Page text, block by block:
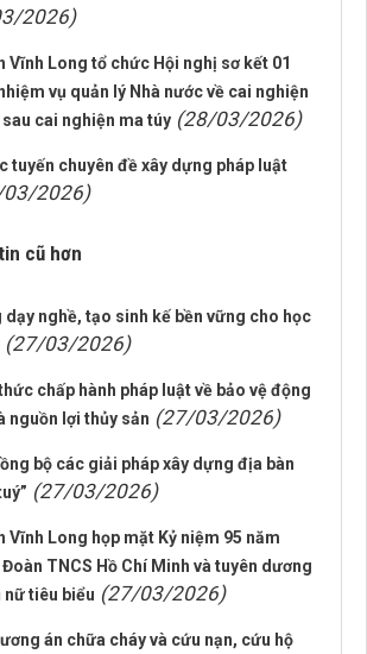
2026)
Vĩnh Long tổ chức Hội nghị sơ kết 01
vụ quản lý Nhà nước về cai nghiện
cai nghiện ma túy (28/03/2026)
tuyến chuyên đề xây dựng pháp luật
2026)
cũ hơn
nghề, tạo sinh kế bền vững cho học
(27/03/2026)
chấp hành pháp luật về bảo vệ động
nguồn lợi thủy sản (27/03/2026)
bộ các giải pháp xây dựng địa bàn
(27/03/2026)
Vĩnh Long họp mặt Kỷ niệm 95 năm
TNCS Hồ Chí Minh và tuyên dương
nữ tiêu biểu (27/03/2026)
án chữa cháy và cứu nạn, cứu hộ